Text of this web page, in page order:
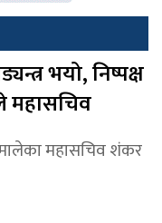
भयो, निष्पक्ष
महासचिव
महासचिव शंकर